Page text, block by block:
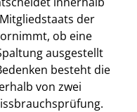
der
ob eine
ausgestellt
besteht die
von zwei